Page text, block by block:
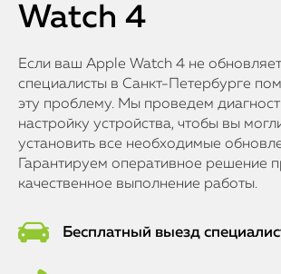
Watch 4
Если ваш Apple Watch 4 не
специалисты в Санкт-Петербурге
эту проблему. Мы проведем
настройку устройства, чтобы вы
установить все необходимые
Гарантируем оперативное решение
качественное выполнение работы.
Бесплатный выезд